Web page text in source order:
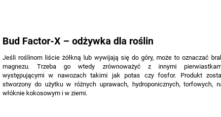
Bud Factor-X – odżywka dla roślin
Jeśli roślinom liście żółkną lub wywijają się do góry, może to oznaczać
magnezu. Trzeba go wtedy zrównoważyć z innymi
występującymi w nawozach takimi jak potas czy fosfor. Produkt
stworzony do użytku w różnych uprawach, hydroponicznych, torfowych,
włóknie kokosowym i w ziemi.